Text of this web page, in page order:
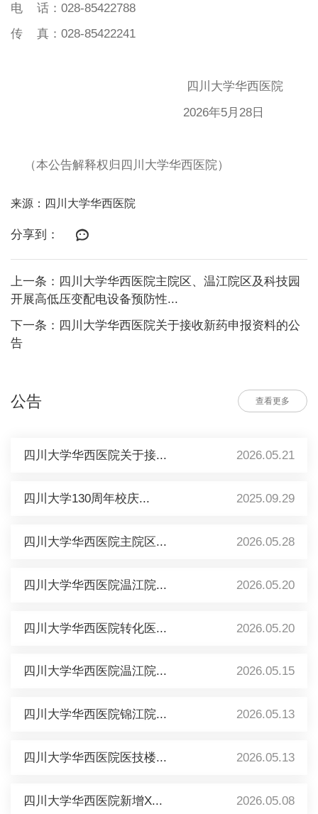
电
话： 028-85422788
传 真：028-85422241
四川大学华西医院
2026年5月28日
（本公告解释权归四川大学华西医院）
来源：四川大学华西医院
分享到：
上一条：四川大学华西医院主院区、温江院区及科技园
开展高低压变配电设备预防性...
下一条：四川大学华西医院关于接收新药申报资料的公
告
公告 查看更多
四川大学华西医院关于接... 2026.05.21
四川大学130周年校庆... 2025.09.29
四川大学华西医院主院区... 2026.05.28
四川大学华西医院温江院... 2026.05.20
四川大学华西医院转化医... 2026.05.20
四川大学华西医院温江院... 2026.05.15
四川大学华西医院锦江院... 2026.05.13
四川大学华西医院医技楼... 2026.05.13
四川大学华西医院新增X... 2026.05.08